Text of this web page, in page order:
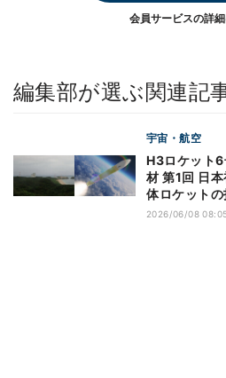
会員サービスの詳
編集部が選ぶ関連記
宇宙・航空
H3ロケット
材 第1回 日本初の“ブースタなし”大型液
体ロケット
2026/06/08